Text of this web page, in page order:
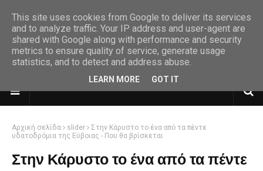
Αρχική σελίδα slider
Στην Κάρυστο το ένα από τα πέντε
υδατοδρόμια της Εύβοιας - Που θα βρίσκεται
Στην Κάρυστο το ένα από τα πέντε
This site uses cookies from Google to deliver its services
and to analyze traffic. Your IP address and user-agent are
shared with Google along with performance and security
metrics to ensure quality of service, generate usage
statistics, and to detect and address abuse.
LEARN MORE GOT IT